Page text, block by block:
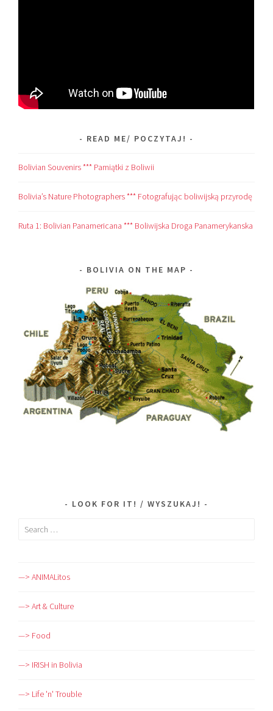
READ ME/ POCZYTAJ!
Bolivian Souvenirs *** Pamiątki z Boliwii
Bolivia’s Nature Photographers *** Fotografując boliwijską przyrodę
Ruta 1: Bolivian Panamericana *** Boliwijska Droga Panamerykanska
BOLIVIA ON THE MAP
LOOK FOR IT! / WYSZUKAJ!
Search
—> ANIMALitos
—> Art & Culture
—> Food
—> IRISH in Bolivia
—> Life 'n' Trouble